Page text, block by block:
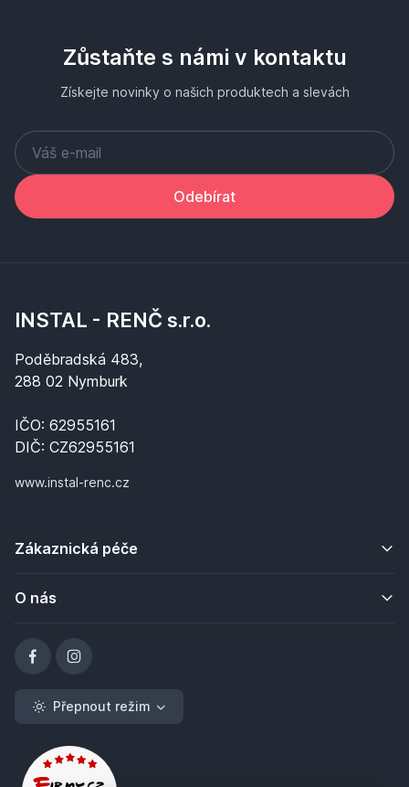
Zůstaňte s námi v kontaktu
Získejte novinky o našich produktech a slevách
Odebírat
INSTAL - RENČ s.r.o.
Poděbradská 483,
288 02 Nymburk
IČO: 62955161
DIČ: CZ62955161
www.instal-renc.cz
Zákaznická péče
O nás
Přepnout režim